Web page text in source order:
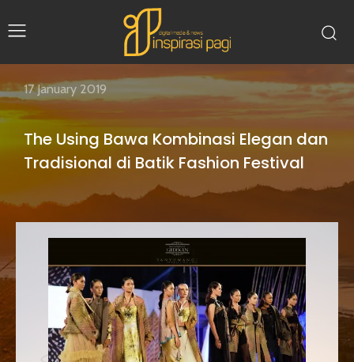
The Using Bawa Kombinasi Elegan dan
Tradisional di Batik Fashion Festival
17 January 2019